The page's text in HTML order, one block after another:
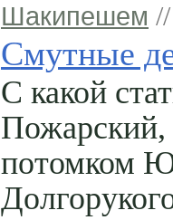
Шакипешем
Смутные
С какой
потомком